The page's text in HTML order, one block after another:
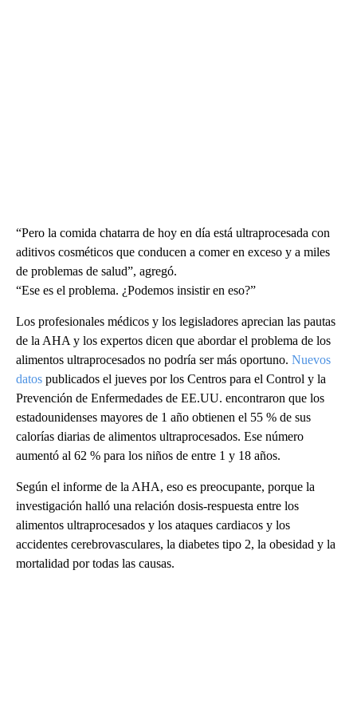
“Pero la comida chatarra de hoy en día está ultraprocesada con
aditivos cosméticos que conducen a comer en exceso y a miles
de problemas de salud”, agregó.
“Ese es el problema. ¿Podemos insistir en eso?”
Los profesionales médicos y los legisladores aprecian las pautas
de la AHA y los expertos dicen que abordar el problema de los
alimentos ultraprocesados no podría ser más oportuno. Nuevos
datos publicados el jueves por los Centros para el Control y la
Prevención de Enfermedades de EE.UU. encontraron que los
estadounidenses mayores de 1 año obtienen el 55 % de sus
calorías diarias de alimentos ultraprocesados. Ese número
aumentó al 62 % para los niños de entre 1 y 18 años.
Según el informe de la AHA, eso es preocupante, porque la
investigación halló una relación dosis-respuesta entre los
alimentos ultraprocesados y los ataques cardiacos y los
accidentes cerebrovasculares, la diabetes tipo 2, la obesidad y la
mortalidad por todas las causas.